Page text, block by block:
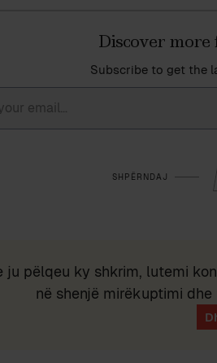
Discover more
Subscribe to get the
SHPËRNDAJ
ju pëlqeu ky shkrim, lutemi
në shenjë mirëkuptimi